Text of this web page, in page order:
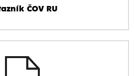
ČOV RU